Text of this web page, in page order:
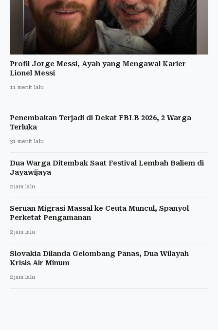
Profil Jorge Messi, Ayah yang Mengawal Karier
Lionel Messi
11 menit lalu
Penembakan Terjadi di Dekat FBLB 2026, 2 Warga
Terluka
31 menit lalu
Dua Warga Ditembak Saat Festival Lembah Baliem di
Jayawijaya
2 jam lalu
Seruan Migrasi Massal ke Ceuta Muncul, Spanyol
Perketat Pengamanan
2 jam lalu
Slovakia Dilanda Gelombang Panas, Dua Wilayah
Krisis Air Minum
2 jam lalu